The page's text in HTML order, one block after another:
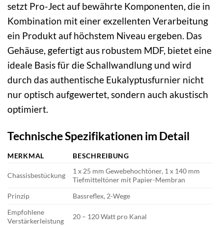
setzt Pro-Ject auf bewährte Komponenten, die in
Kombination mit einer exzellenten Verarbeitung
ein Produkt auf höchstem Niveau ergeben. Das
Gehäuse, gefertigt aus robustem MDF, bietet eine
ideale Basis für die Schallwandlung und wird
durch das authentische Eukalyptusfurnier nicht
nur optisch aufgewertet, sondern auch akustisch
optimiert.
Technische Spezifikationen im Detail
MERKMAL BESCHREIBUNG
Chassisbestückung
1 x 25 mm Gewebehochtöner, 1 x 140 mm
Tiefmitteltöner mit Papier-Membran
Prinzip
Bassreflex, 2-Wege
Empfohlene
Verstärkerleistung
20 – 120 Watt pro Kanal